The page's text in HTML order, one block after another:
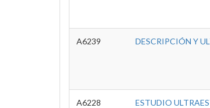
A6239 DESCRIPCIÓN Y
A6228
ESTUDIO